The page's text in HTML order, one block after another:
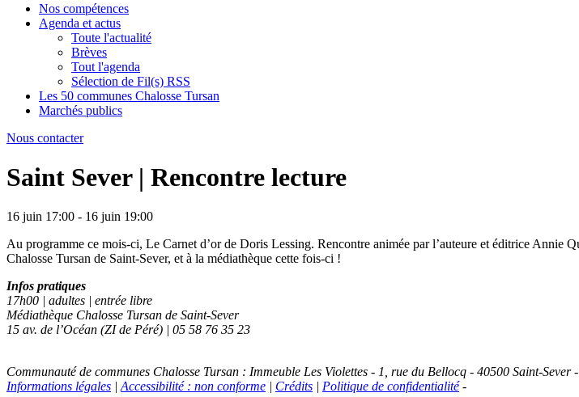
Nos compétences
Agenda et actus
Toute l'actualité
Brèves
Tout l'agenda
Sélection de Fil(s) RSS
Les 50 communes Chalosse Tursan
Marchés publics
Nous contacter
Saint Sever | Rencontre lecture
16 juin 17:00 - 16 juin 19:00
Au programme ce mois-ci, Le Carnet d’or de Doris Lessing. Rencontre animée par l’auteure et éditrice Annie
Chalosse Tursan de Saint-Sever, et à la médiathèque cette fois-ci !
Infos pratiques
17h00 | adultes | entrée libre
Médiathèque Chalosse Tursan de Saint-Sever
15 av. de l’Océan (ZI de Péré) | 05 58 76 35 23
Communauté de communes Chalosse Tursan : Immeuble Les Violettes - 1, rue du Bellocq - 40500 Saint-
Informations légales |Accessibilité : non conforme | Crédits | Politique de confidentialité-